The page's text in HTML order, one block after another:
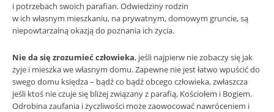
i potrzebach swoich parafian. Odwiedziny rodzin
w ich własnym mieszkaniu, na prywatnym, domowym gruncie, są
niepowtarzalną okazją do poznania ich życia.
Nie da się zrozumieć człowieka, jeśli najpierw nie zobaczy się jak
żyje i mieszka we własnym domu. Zapewne nie jest łatwo wpuścić do
swego domu księdza – bądź co bądź obcego człowieka, zwłaszcza
jeśli ktoś nie czuje się bliżej związany z parafią, Kościołem i Bogiem.
Odrobina zaufania i życzliwości może zaowocować nawróceniem i